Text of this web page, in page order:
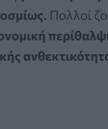
Πολλοί